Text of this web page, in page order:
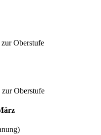
Oberstufe
Oberstufe